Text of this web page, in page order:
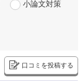
小論文対策
口コミを投稿する